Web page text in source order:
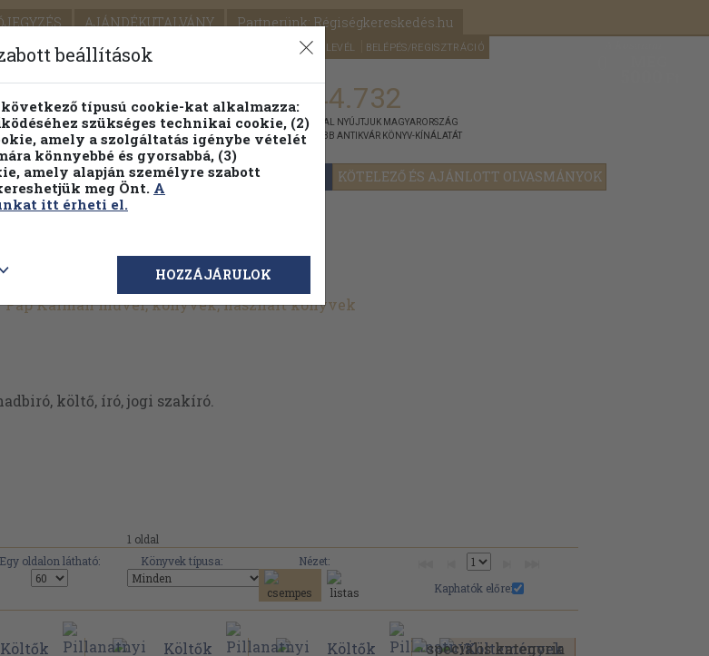
AJÁNDÉKUTALVÁNY Partnerünk: Régiségkereskedés.hu
SEGÍTSÉG HÍRLEVÉL BELÉPÉS/REGISZTRÁCIÓ
ÁRAINK FENNTARTHATÓ OLVASMÁNYOK KÖTELEZŐ ÉS AJÁNLOTT OLVASMÁNYOK
Részletes kereső Témaköri fa 1.144.732
KIADVÁNNYAL NYÚJTJUK MAGYARORSZÁG
LEGNAGYOBB ANTIKVÁR KÖNYV-KÍNÁLATÁT
Pap Kálmán művei, könyvek, használt könyvek
költő, író, jogi szakíró.
1 oldal
Egy oldalon látható: Könyvek típusa:
Nézet:
Kaphatók előre:
beállítások
típusú cookie-kat alkalmazza:
szükséges technikai cookie, (2)
amely a szolgáltatás igénybe vételét
könnyebbé és gyorsabbá, (3)
amely alapján személyre szabott
meg Önt. A
itt érheti el.
HOZZÁJÁRULOK